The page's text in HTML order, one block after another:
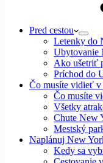
Pred cestou
Letenky do
Ubytovanie
Ako ušetriť
Príchod do
Čo musíte vidieť
Čo musíte
Všetky
Chute New
Mestský
Naplánuj New
Kedy sa